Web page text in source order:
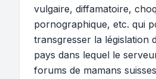
vulgaire, diffamatoire,
pornographique, etc. qui
transgresser la législation
pays dans lequel le
forums de mamans